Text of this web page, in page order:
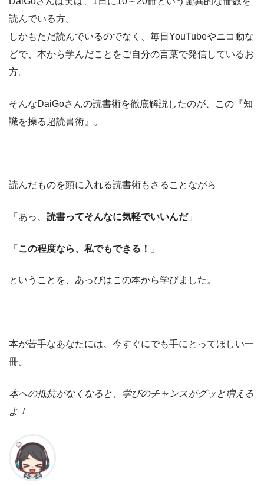
読んでいる方。
しかもただ読んでいるのでなく、毎日YouTubeやニコ動な
どで、本から学んだことをご自分の言葉で発信しているお
方。
そんなDaiGoさんの読書術を徹底解説したのが、この『知
識を操る超読書術』。
読んだものを頭に入れる読書術もさることながら
「あっ、 読書ってそんなに気軽でいいんだ」
「 この程度なら、私でもできる！ 」
ということを、あっぴはこの本から学びました。
本が苦手なあなたには、今すぐにでも手にとってほしい一
冊。
本への抵抗がなくなると、学びのチャンスがグッと増える
よ！